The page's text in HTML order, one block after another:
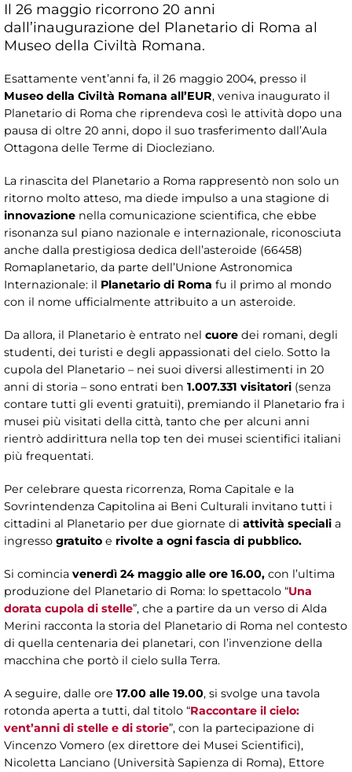
Il 26 maggio ricorrono 20 anni
dall’inaugurazione del Planetario di Roma al
Museo della Civiltà Romana.
Esattamente vent’anni fa, il 26 maggio 2004, presso il
Museo della Civiltà Romana all’EUR, veniva inaugurato il
Planetario di Roma che riprendeva così le attività dopo una
pausa di oltre 20 anni, dopo il suo trasferimento dall’Aula
Ottagona delle Terme di Diocleziano.
La rinascita del Planetario a Roma rappresentò non solo un
ritorno molto atteso, ma diede impulso a una stagione di
innovazione nella comunicazione scientifica, che ebbe
risonanza sul piano nazionale e internazionale, riconosciuta
anche dalla prestigiosa dedica dell’asteroide (66458)
Romaplanetario, da parte dell’Unione Astronomica
Internazionale: il Planetario di Roma fu il primo al mondo
con il nome ufficialmente attribuito a un asteroide.
Da allora, il Planetario è entrato nel cuore dei romani, degli
studenti, dei turisti e degli appassionati del cielo. Sotto la
cupola del Planetario – nei suoi diversi allestimenti in 20
anni di storia – sono entrati ben 1.007.331 visitatori (senza
contare tutti gli eventi gratuiti), premiando il Planetario fra i
musei più visitati della città, tanto che per alcuni anni
rientrò addirittura nella top ten dei musei scientifici italiani
più frequentati.
Per celebrare questa ricorrenza, Roma Capitale e la
Sovrintendenza Capitolina ai Beni Culturali invitano tutti i
cittadini al Planetario per due giornate di attività speciali a
ingresso gratuito e rivolte a ogni fascia di pubblico.
Si comincia venerdì 24 maggio alle ore 16.00, con l’ultima
produzione del Planetario di Roma: lo spettacolo “Una
dorata cupola di stelle”, che a partire da un verso di Alda
Merini racconta la storia del Planetario di Roma nel contesto
di quella centenaria dei planetari, con l’invenzione della
macchina che portò il cielo sulla Terra.
A seguire, dalle ore 17.00 alle 19.00, si svolge una tavola
rotonda aperta a tutti, dal titolo “Raccontare il cielo:
vent’anni di stelle e di storie”, con la partecipazione di
Vincenzo Vomero (ex direttore dei Musei Scientifici),
Nicoletta Lanciano (Università Sapienza di Roma), Ettore